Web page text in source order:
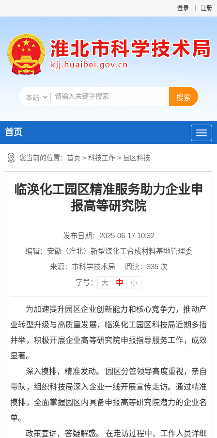
登录 注册
首页
您当前的位置： 首页 > 科技工作 > 县区科技
临涣化工园区精准服务助力企业申
报高等研究院
发布日期：2025-06-17 10:32
编辑：安徽（淮北）新型煤化工合成材料基地管理委
来源：市科学技术局
阅读： 335次
字号：
大 中 小
为加速提升园区企业创新能力和核心竞争力，推动产
业转型升级与高质量发展，临涣化工园区科技局近期多措
并举，积极开展企业高等研究院申报指导服务工作，成效
显著。
深入摸排，精准发动。 园区分管领导高度重视，亲自
带队，组织科技局深入企业一线开展宣传走访。通过精准
摸排，全面掌握园区内具备申报高等研究院潜力的企业名
单。
政策宣讲，答疑解惑。 在走访过程中，工作人员详细